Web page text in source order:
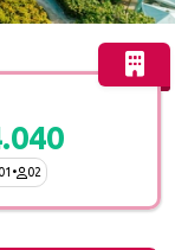
• 02